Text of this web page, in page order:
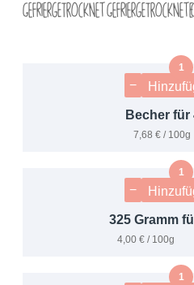
gefriergetrocknet gefriergetrocknete
Becher für
7,68 € / 100g
−
325 Gramm
4,00 € / 100g
−